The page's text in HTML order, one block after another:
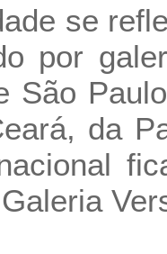
se
por
São
da